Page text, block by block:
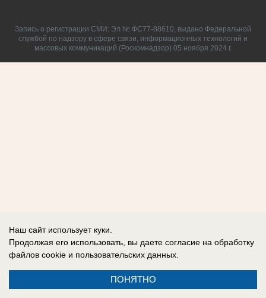
Запись о регистрации СМИ: Эл № ФС77-88610, выдано Федеральной
службой по надзору в сфере связи, информационных технологий и
массовых коммуникаций (Роскомнадзор) 05 ноября 2024 г.
Наш сайт использует куки.
Продолжая его использовать, вы даете согласие на обработку
файлов cookie и пользовательских данных.
ПОНЯТНО